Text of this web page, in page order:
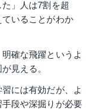
」人は7割を超
いることがわか
確な飛躍というよ
見える。
には有効だが、よ
段や深掘りが必要